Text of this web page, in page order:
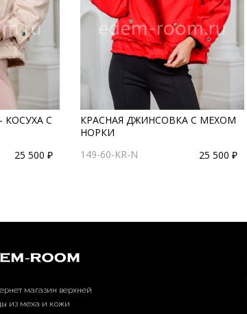
КОСУХА С
25 500 ₽
КРАСНАЯ ДЖИНСОВКА С МЕХОМ
НОРКИ
149-60-KR-N
25 500 ₽
магазин верхней
из меха и кожи